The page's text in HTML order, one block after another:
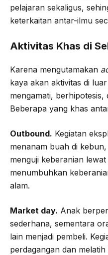
pelajaran sekaligus,
keterkaitan antar-ilmu
Aktivitas Khas di
Karena mengutamakan
kaya akan aktivitas di
mengamati, berhipotesis,
Beberapa yang khas
Outbound. Kegiatan
menanam buah di
menguji keberanian lewat
menumbuhkan
alam.
Market day. Anak
sederhana, sementara
lain menjadi pembeli.
perdagangan dan